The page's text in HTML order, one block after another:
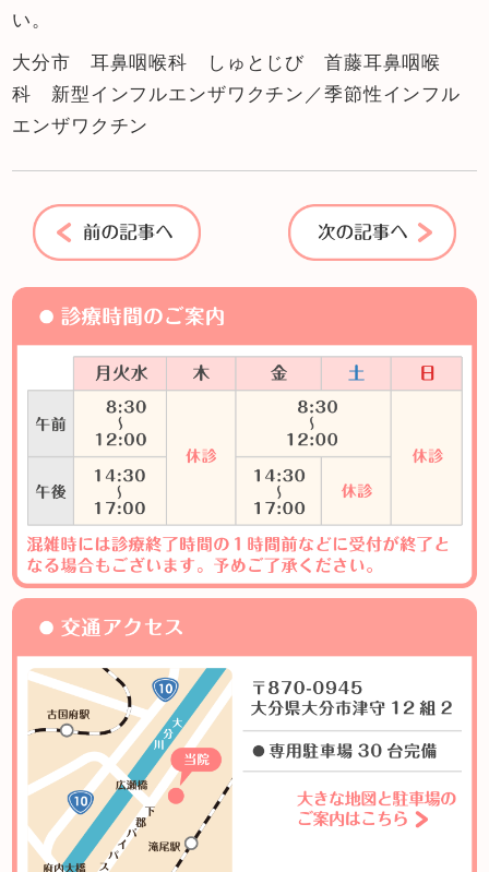
い。
大分市 耳鼻咽喉科 しゅとじび 首藤耳鼻咽喉
科 新型インフルエンザワクチン／季節性インフル
エンザワクチン